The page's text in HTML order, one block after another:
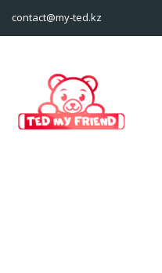
contact@my-ted.kz